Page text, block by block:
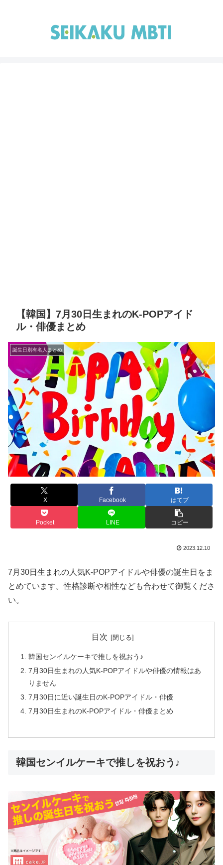
【韓国】7月30日生まれのK-POPアイド
ル・俳優まとめ
誕生日別有名人まとめ
X Facebook はてブ
Pocket LINE コピー
2023.12.10
7月30日生まれの人気K-POPアイドルや俳優の誕生日をま
とめています。性格診断や相性なども合わせて御覧くださ
い。
目次
韓国センイルケーキで推しを祝おう♪
7月30日生まれの人気K-POPアイドルや俳優の情報はあ
りません
7月30日に近い誕生日のK-POPアイドル・俳優
7月30日生まれのK-POPアイドル・俳優まとめ
韓国センイルケーキで推しを祝おう♪